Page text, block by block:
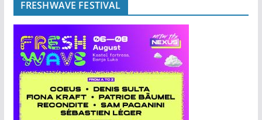
FRESHWAVE FESTIVAL